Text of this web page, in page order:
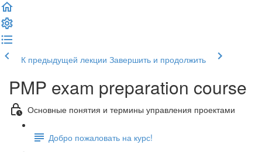
К предыдущей лекции Завершить и продолжить
PMP exam preparation course
Основные понятия и термины управления проектами
Добро пожаловать на курс!